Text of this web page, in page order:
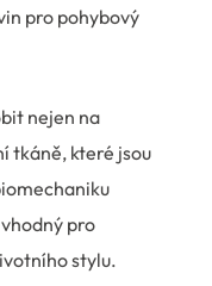
pro pohybový
nejen na
tkáně, které jsou
pro
stylu.